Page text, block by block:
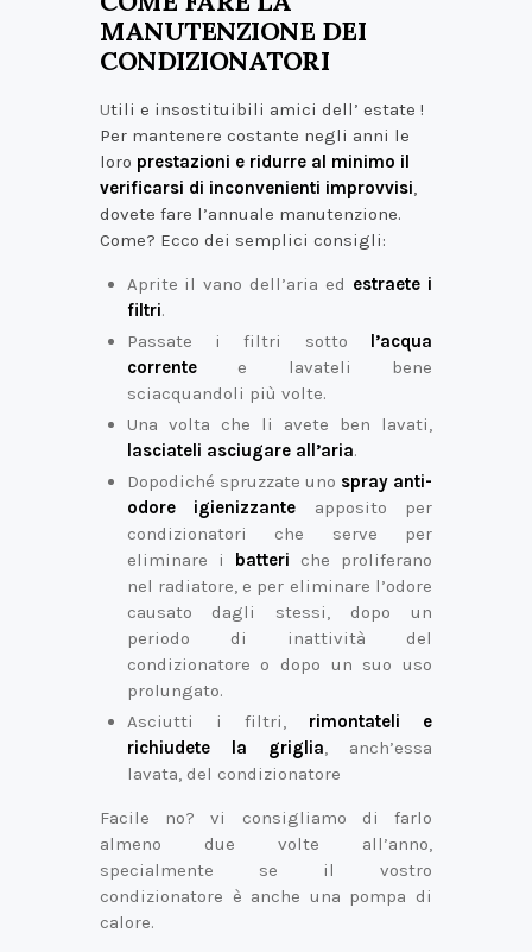
MANUTENZIONE DEI
CONDIZIONATORI
Utili e insostituibili amici dell’ estate !
Per mantenere costante negli anni le
loro prestazioni e ridurre al minimo il
verificarsi di inconvenienti improvvisi,
dovete fare l’annuale manutenzione.
Come? Ecco dei semplici consigli:
Aprite il vano dell’aria ed estraete i
filtri.
Passate i filtri sotto l’acqua
correntee lavateli bene
sciacquandoli più volte.
Una volta che li avete ben lavati,
lasciateli asciugare all’aria.
Dopodiché spruzzate uno spray anti-
odore igienizzante apposito per
condizionatori che serve per
eliminare i batteri che proliferano
nel radiatore, e per eliminare l’odore
causato dagli stessi, dopo un
periodo di inattività del
condizionatore o dopo un suo uso
prolungato.
Asciutti i filtri, rimontateli e
richiudete la griglia, anch’essa
lavata, del condizionatore
Facile no? vi consigliamo di farlo
almeno due volte all’anno,
specialmente se il vostro
condizionatore è anche una pompa di
calore.